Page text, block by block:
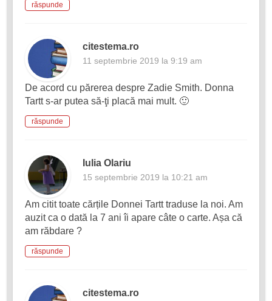
răspunde
citestema.ro
11 septembrie 2019 la 9:19 am
De acord cu părerea despre Zadie Smith. Donna
Tartt s-ar putea să-ţi placă mai mult. 🙂
răspunde
Iulia Olariu
15 septembrie 2019 la 10:21 am
Am citit toate cărțile Donnei Tartt traduse la noi. Am
auzit ca o dată la 7 ani îi apare câte o carte. Așa că
am răbdare ?
răspunde
citestema.ro